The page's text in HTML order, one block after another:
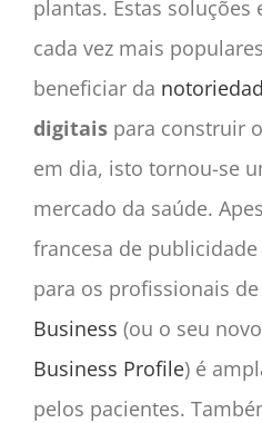
plantas. Estas soluções
cada vez mais
beneficiar da
digitaispara construir
em dia, isto tornou-se
mercado da saúde.
francesa de
para os profissionais
Business (ou o seu
Business Profile) é
pelos pacientes.